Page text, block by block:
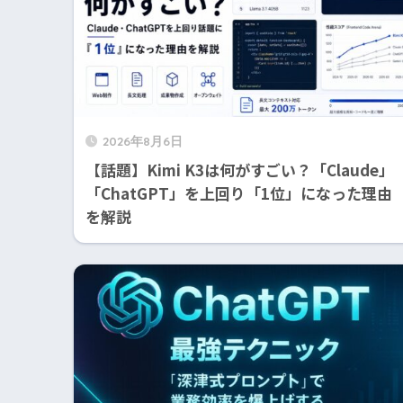
2026年8月6日
【話題】Kimi K3は何がすごい？「Claude」
「ChatGPT」を上回り「1位」になった理由
を解説